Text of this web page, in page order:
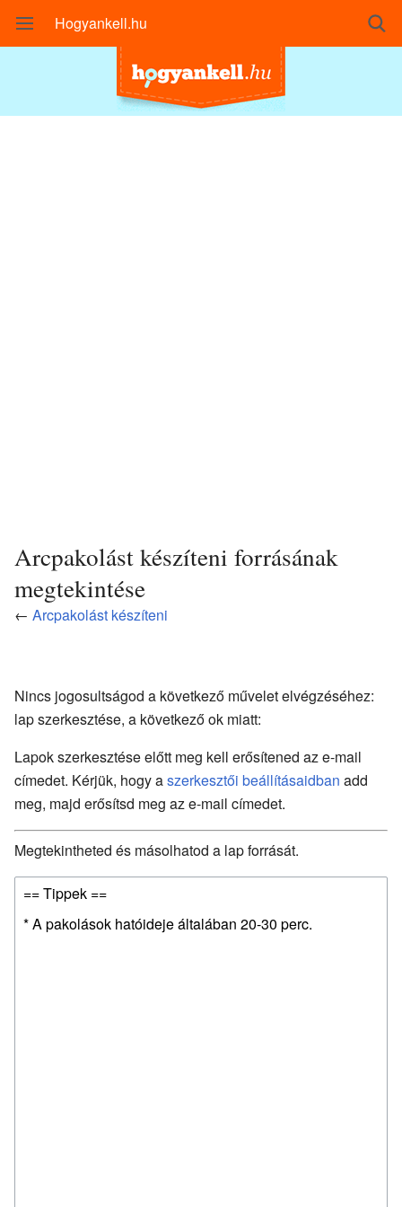
Hogyankell.hu
Arcpakolást készíteni forrásának
megtekintése
← Arcpakolást készíteni
Nincs jogosultságod a következő művelet elvégzéséhez:
lap szerkesztése, a következő ok miatt:
Lapok szerkesztése előtt meg kell erősítened az e-mail
címedet. Kérjük, hogy aszerkesztői beállításaidban add
meg, majd erősítsd meg az e-mail címedet.
Megtekintheted és másolhatod a lap forrását.